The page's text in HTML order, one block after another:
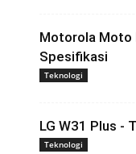
Motorola Moto
Spesifikasi
Teknologi
LG W31 Plus -
Teknologi